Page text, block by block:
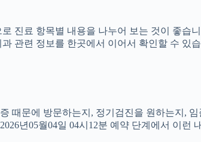
진료 항목별 내용을 나누어 보는 것이 좋습
관련 정보를 한곳에서 이어서 확인할 수 있습
때문에 방문하는지, 정기검진을 원하는지,
년05월04일 04시12분 예약 단계에서 이런